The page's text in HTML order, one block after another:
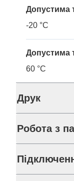
Допустима
-20 °C
Допустима
60 °C
Друк
Робота з